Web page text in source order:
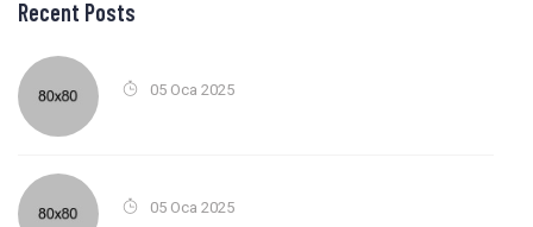
Recent Posts
05 Oca 2025
05 Oca 2025